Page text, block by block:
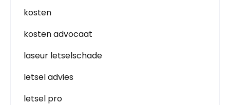
kosten
kosten advocaat
laseur letselschade
letsel advies
letsel pro